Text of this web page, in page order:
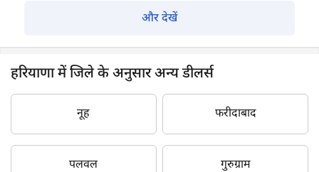
और देखें
हरियाणा में जिले के अनुसार अन्य डीलर्स
नूह फरीदाबाद
पलवल गुरुग्राम